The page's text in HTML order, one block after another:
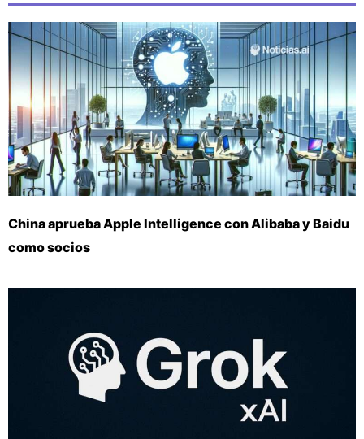
China aprueba Apple Intelligence con Alibaba y Baidu
como socios